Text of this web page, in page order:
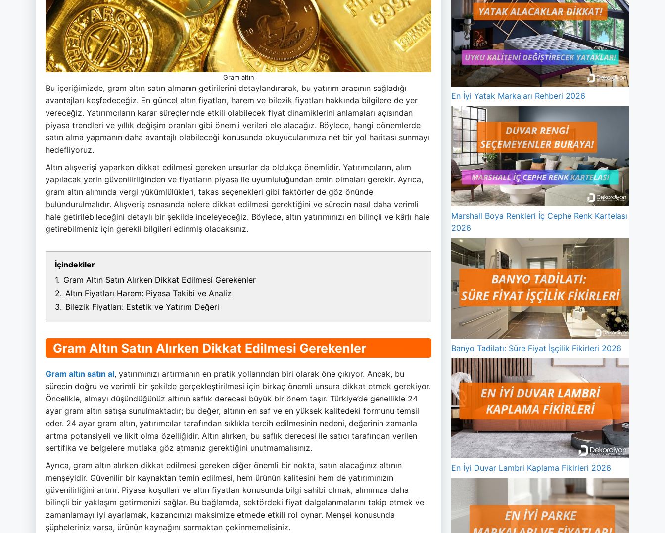
Gram altın
Bu içeriğimizde, gram altın satın almanın getirilerini detaylandırarak, bu yatırım aracının sağladığı
avantajları keşfedeceğiz. En güncel altın fiyatları, harem ve bilezik fiyatları hakkında bilgilere de yer
vereceğiz. Yatırımcıların karar süreçlerinde etkili olabilecek fiyat dinamiklerini anlamaları açısından
piyasa trendleri ve yıllık değişim oranları gibi önemli verileri ele alacağız. Böylece, hangi dönemlerde
satın alma yapmanın daha avantajlı olabileceği konusunda okuyucularımıza net bir yol haritası sunmayı
hedefliyoruz.
Altın alışverişi yaparken dikkat edilmesi gereken unsurlar da oldukça önemlidir. Yatırımcıların, alım
yapılacak yerin güvenilirliğinden ve fiyatların piyasa ile uyumluluğundan emin olmaları gerekir. Ayrıca,
gram altın alımında vergi yükümlülükleri, takas seçenekleri gibi faktörler de göz önünde
bulundurulmalıdır. Alışveriş esnasında nelere dikkat edilmesi gerektiğini ve sürecin nasıl daha verimli
hale getirilebileceğini detaylı bir şekilde inceleyeceğiz. Böylece, altın yatırımınızı en bilinçli ve kârlı hale
getirebilmeniz için gerekli bilgileri edinmiş olacaksınız.
İçindekiler
1. Gram Altın Satın Alırken Dikkat Edilmesi Gerekenler
2. Altın Fiyatları Harem: Piyasa Takibi ve Analiz
3. Bilezik Fiyatları: Estetik ve Yatırım Değeri
Gram Altın Satın Alırken Dikkat Edilmesi Gerekenler
Gram altın satın al, yatırımınızı artırmanın en pratik yollarından biri olarak öne çıkıyor. Ancak, bu
sürecin doğru ve verimli bir şekilde gerçekleştirilmesi için birkaç önemli unsura dikkat etmek gerekiyor.
Öncelikle, almayı düşündüğünüz altının saflık derecesi büyük bir önem taşır. Türkiye’de genellikle 24
ayar gram altın satışa sunulmaktadır; bu değer, altının en saf ve en yüksek kalitedeki formunu temsil
eder. 24 ayar gram altın, yatırımcılar tarafından sıklıkla tercih edilmesinin nedeni, değerinin zamanla
artma potansiyeli ve likit olma özelliğidir. Altın alırken, bu saflık derecesi ile satıcı tarafından verilen
sertifika ve belgelere mutlaka göz atmanız gerektiğini unutmamalısınız.
Ayrıca, gram altın alırken dikkat edilmesi gereken diğer önemli bir nokta, satın alacağınız altının
menşeyidir. Güvenilir bir kaynaktan temin edilmesi, hem ürünün kalitesini hem de yatırımınızın
güvenilirliğini artırır. Piyasa koşulları ve altın fiyatları konusunda bilgi sahibi olmak, alımınıza daha
bilinçli bir yaklaşım getirmenizi sağlar. Bu bağlamda, sektördeki fiyat dalgalanmalarını takip etmek ve
zamanlamayı iyi ayarlamak, kazancınızı maksimize etmede etkili rol oynar. Menşei konusunda
şüpheleriniz varsa, ürünün kaynağını sormaktan çekinmemelisiniz.
En İyi Yatak Markaları Rehberi 2026
Marshall Boya Renkleri İç Cephe Renk Kartelası
2026
Banyo Tadilatı: Süre Fiyat İşçilik Fikirleri 2026
En İyi Duvar Lambri Kaplama Fikirleri 2026